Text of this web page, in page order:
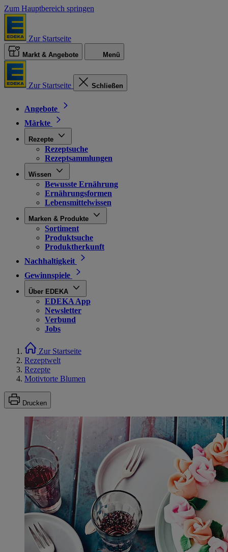
Zum Hauptbereich springen
Zur Startseite
Markt & Angebote Menü
Zur Startseite Schließen
Angebote
Märkte
Rezepte
Rezeptsuche
Rezeptsammlungen
Wissen
Bewusste Ernährung
Ernährungsformen
Lebensmittelwissen
Marken & Produkte
Sortiment
Produktsuche
Produktherkunft
Nachhaltigkeit
Gewinnspiele
Über EDEKA
EDEKA App
Newsletter
Verbund
Jobs
Zur Startseite
Rezeptwelt
Rezepte
Motivtorte Blumen
Drucken